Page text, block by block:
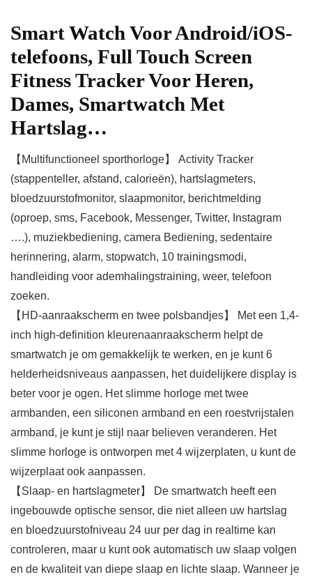
Smart Watch Voor Android/iOS-
telefoons, Full Touch Screen
Fitness Tracker Voor Heren,
Dames, Smartwatch Met
Hartslag…
【Multifunctioneel sporthorloge】 Activity Tracker
(stappenteller, afstand, calorieën), hartslagmeters,
bloedzuurstofmonitor, slaapmonitor, berichtmelding
(oproep, sms, Facebook, Messenger, Twitter, Instagram
….), muziekbediening, camera Bediening, sedentaire
herinnering, alarm, stopwatch, 10 trainingsmodi,
handleiding voor ademhalingstraining, weer, telefoon
zoeken.
【HD-aanraakscherm en twee polsbandjes】 Met een 1,4-
inch high-definition kleurenaanraakscherm helpt de
smartwatch je om gemakkelijk te werken, en je kunt 6
helderheidsniveaus aanpassen, het duidelijkere display is
beter voor je ogen. Het slimme horloge met twee
armbanden, een siliconen armband en een roestvrijstalen
armband, je kunt je stijl naar believen veranderen. Het
slimme horloge is ontworpen met 4 wijzerplaten, u kunt de
wijzerplaat ook aanpassen.
【Slaap- en hartslagmeter】 De smartwatch heeft een
ingebouwde optische sensor, die niet alleen uw hartslag
en bloedzuurstofniveau 24 uur per dag in realtime kan
controleren, maar u kunt ook automatisch uw slaap volgen
en de kwaliteit van diepe slaap en lichte slaap. Wanneer je